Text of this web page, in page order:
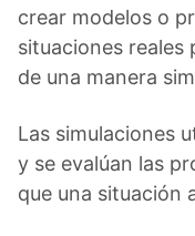
crear modelos o
situaciones reales
de una manera
Las simulaciones
y se evalúan las
que una situación